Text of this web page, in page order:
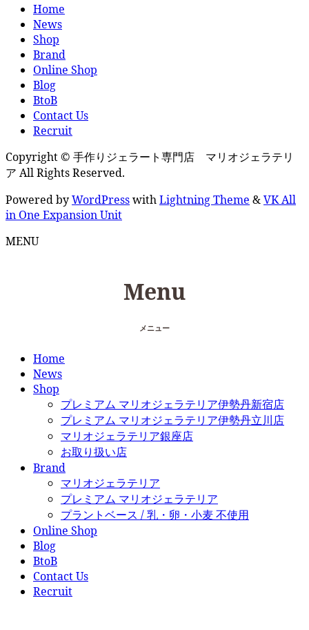
Home
News
Shop
Brand
Online Shop
Blog
BtoB
Contact Us
Recruit
Copyright © 手作りジェラート専門店 マリオジェラテリ
ア All Rights Reserved.
Powered byWordPresswithLightning Theme &VK All
in One Expansion Unit
MENU
Menu
メニュー
Home
News
Shop
プレミアム マリオジェラテリア伊勢丹新宿店
プレミアム マリオジェラテリア伊勢丹立川店
マリオジェラテリア銀座店
お取り扱い店
Brand
マリオジェラテリア
プレミアム マリオジェラテリア
プラントベース / 乳・卵・小麦 不使用
Online Shop
Blog
BtoB
Contact Us
Recruit